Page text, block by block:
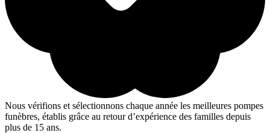
Nous vérifions et sélectionnons chaque année les meilleures pompes
funèbres, établis grâce au retour d’expérience des familles depuis
plus de 15 ans.